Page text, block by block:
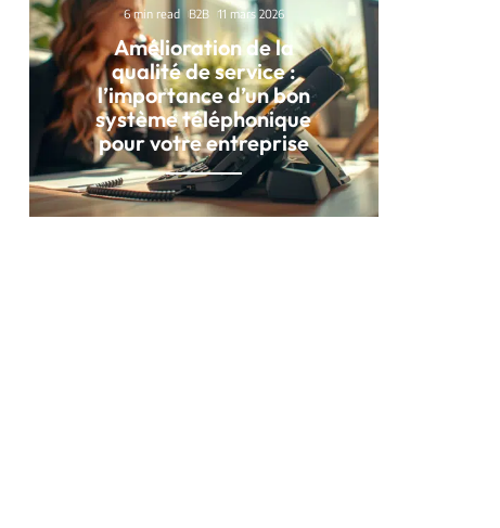
6 min read B2B 11 mars 2026
Amélioration de la
qualité de service :
l’importance d’un bon
système téléphonique
pour votre entreprise